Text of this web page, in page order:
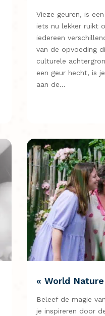
Vieze geuren, is
iets nu lekker ruikt
iedereen
van de opvoeding
culturele
een geur hecht, is
aan de…
« World Nature
Beleef de magie
je inspireren door